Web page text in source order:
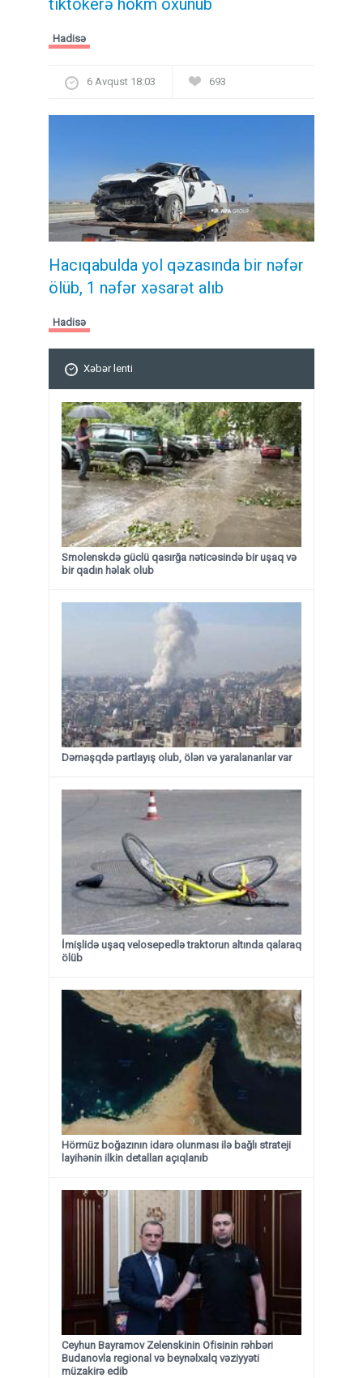
Hadisə
6 Avqust 18:03 693
Hacıqabulda yol qəzasında bir nəfər
ölüb, 1 nəfər xəsarət alıb
Hadisə
Xəbər lenti
Smolenskdə güclü qasırğa nəticəsində bir uşaq və
bir qadın həlak olub
Dəməşqdə partlayış olub, ölən və yaralananlar var
İmişlidə uşaq velosepedlə traktorun altında qalaraq
ölüb
Hörmüz boğazının idarə olunması ilə bağlı strateji
layihənin ilkin detalları açıqlanıb
Ceyhun Bayramov Zelenskinin Ofisinin rəhbəri
Budanovla regional və beynəlxalq vəziyyəti
müzakirə edib